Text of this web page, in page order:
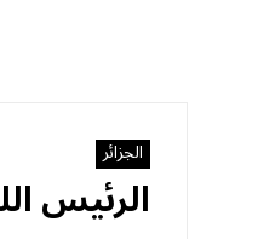
الجزائر
الرئيس